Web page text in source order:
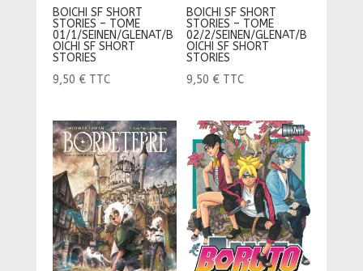
BOICHI SF SHORT
STORIES – TOME
01/1/SEINEN/GLENAT/B
OICHI SF SHORT
STORIES
9,50 € TTC
BOICHI SF SHORT
STORIES – TOME
02/2/SEINEN/GLENAT/B
OICHI SF SHORT
STORIES
9,50 € TTC